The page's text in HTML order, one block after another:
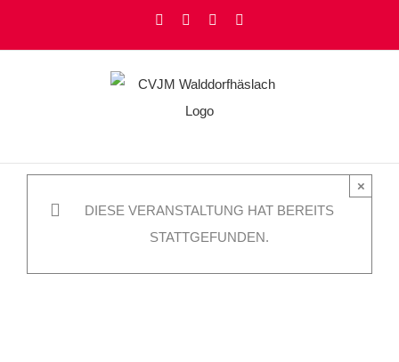
FacebookInstagramYouTube
DIESE VERANSTALTUNG HAT BEREITS
STATTGEFUNDEN.
×